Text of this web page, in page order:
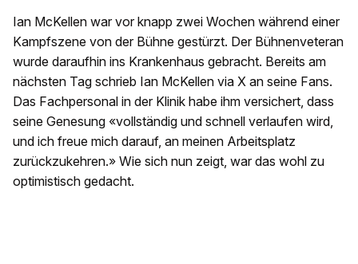
Ian McKellen war vor knapp zwei Wochen während einer
Kampfszene von der Bühne gestürzt. Der Bühnenveteran
wurde daraufhin ins Krankenhaus gebracht. Bereits am
nächsten Tag schrieb Ian McKellen via X an seine Fans.
Das Fachpersonal in der Klinik habe ihm versichert, dass
seine Genesung «vollständig und schnell verlaufen wird,
und ich freue mich darauf, an meinen Arbeitsplatz
zurückzukehren.» Wie sich nun zeigt, war das wohl zu
optimistisch gedacht.